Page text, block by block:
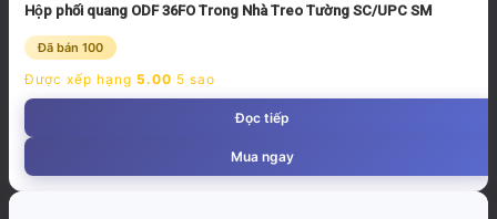
Hộp phối quang ODF 36FO Trong Nhà Treo Tường SC/UPC SM
Đã bán 100
Được xếp hạng 5.00 5 sao
Đọc tiếp
Mua ngay